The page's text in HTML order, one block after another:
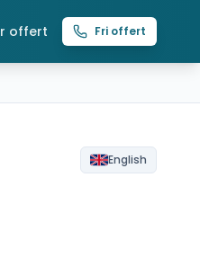
offert Fri offert
English